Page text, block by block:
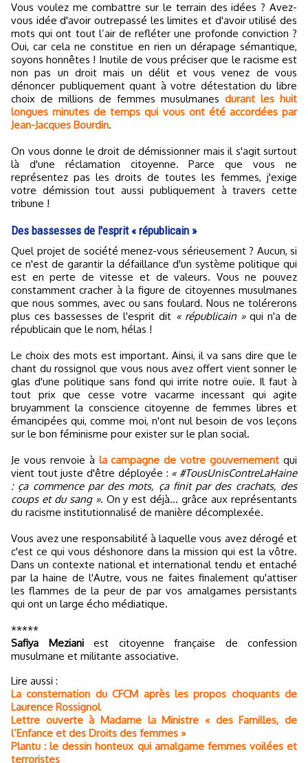
Vous voulez me combattre sur le terrain des idées ? Avez-
vous idée d'avoir outrepassé les limites et d'avoir utilisé des
mots qui ont tout l’air de refléter une profonde conviction ?
Oui, car cela ne constitue en rien un dérapage sémantique,
soyons honnêtes ! Inutile de vous préciser que le racisme est
non pas un droit mais un délit et vous venez de vous
dénoncer publiquement quant à votre détestation du libre
choix de millions de femmes musulmanes durant les huit
longues minutes de temps qui vous ont été accordées par
Jean-Jacques Bourdin.
On vous donne le droit de démissionner mais il s'agit surtout
là d'une réclamation citoyenne. Parce que vous ne
représentez pas les droits de toutes les femmes, j'exige
votre démission tout aussi publiquement à travers cette
tribune !
Des bassesses de l'esprit « républicain »
Quel projet de société menez-vous sérieusement ? Aucun, si
ce n'est de garantir la défaillance d'un système politique qui
est en perte de vitesse et de valeurs. Vous ne pouvez
constamment cracher à la figure de citoyennes musulmanes
que nous sommes, avec ou sans foulard. Nous ne tolérerons
plus ces bassesses de l'esprit dit « républicain »qui n'a de
républicain que le nom, hélas !
Le choix des mots est important. Ainsi, il va sans dire que le
chant du rossignol que vous nous avez offert vient sonner le
glas d'une politique sans fond qui irrite notre ouïe. Il faut à
tout prix que cesse votre vacarme incessant qui agite
bruyamment la conscience citoyenne de femmes libres et
émancipées qui, comme moi, n'ont nul besoin de vos leçons
sur le bon féminisme pour exister sur le plan social.
Je vous renvoie à la campagne de votre gouvernement qui
vient tout juste d'être déployée : « #TousUnisContreLaHaine
: ça commence par des mots, ça finit par des crachats, des
coups et du sang ». On y est déjà... grâce aux représentants
du racisme institutionnalisé de manière décomplexée.
Vous avez une responsabilité à laquelle vous avez dérogé et
c'est ce qui vous déshonore dans la mission qui est la vôtre.
Dans un contexte national et international tendu et entaché
par la haine de l'Autre, vous ne faites finalement qu'attiser
les flammes de la peur de par vos amalgames persistants
qui ont un large écho médiatique.
*****
Safiya Mezianiest citoyenne française de confession
musulmane et militante associative.
Lire aussi :
La consternation du CFCM après les propos choquants de
Laurence Rossignol
Lettre ouverte à Madame la Ministre « des Familles, de
l’Enfance et des Droits des femmes »
Plantu : le dessin honteux qui amalgame femmes voilées et
terroristes